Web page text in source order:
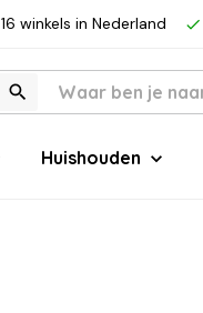
16 winkels in Nederland
Huishouden